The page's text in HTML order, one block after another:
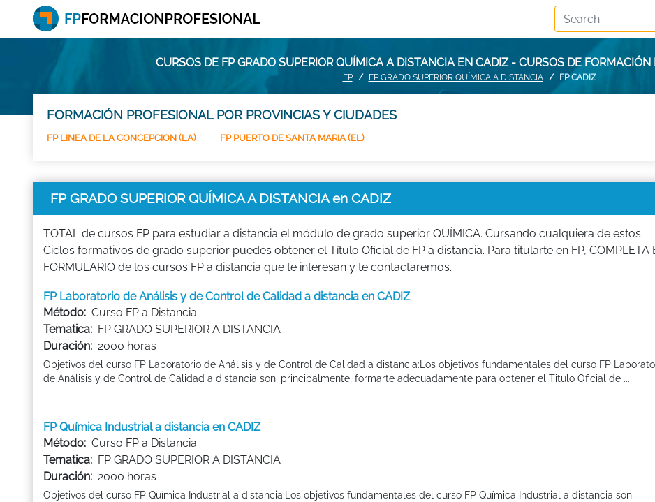
CURSOS DE FP GRADO SUPERIOR QUÍMICA A DISTANCIA EN CADIZ - CURSOS DE
FP FP GRADO SUPERIOR QUÍMICA A DISTANCIA FP CADIZ
FORMACIÓN PROFESIONAL POR PROVINCIAS Y CIUDADES
FP LINEA DE LA CONCEPCION (LA) FP PUERTO DE SANTA MARIA (EL)
FP GRADO SUPERIOR QUÍMICA A DISTANCIA en CADIZ
TOTAL de cursos FP para estudiar a distancia el módulo de grado superior QUÍMICA. Cursando cualquiera de estos
Ciclos formativos de grado superior puedes obtener el Título Oficial de FP a distancia. Para titularte en FP, COMPLETA
FORMULARIO de los cursos FP a distancia que te interesan y te contactaremos.
FP Laboratorio de Análisis y de Control de Calidad a distancia en CADIZ
Método: Curso FP a Distancia
Tematica: FP GRADO SUPERIOR A DISTANCIA
Duración: 2000 horas
Objetivos del curso FP Laboratorio de Análisis y de Control de Calidad a distancia:Los objetivos fundamentales del curso FP
de Análisis y de Control de Calidad a distancia son, principalmente, formarte adecuadamente para obtener el Titulo Oficial de ...
FP Química Industrial a distancia en CADIZ
Método: Curso FP a Distancia
Tematica: FP GRADO SUPERIOR A DISTANCIA
Duración: 2000 horas
Objetivos del curso FP Química Industrial a distancia:Los objetivos fundamentales del curso FP Química Industrial a distancia son,